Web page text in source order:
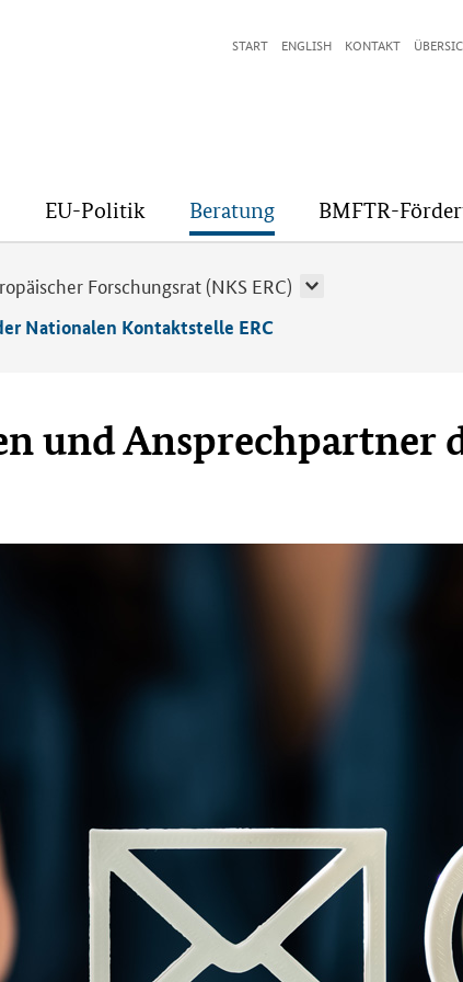
START ENGLISH KONTAKT
EU-Politik Beratung BMFTR-
Forschungsrat (NKS ERC)
Nationalen Kontaktstelle ERC
und Ansprechpartner